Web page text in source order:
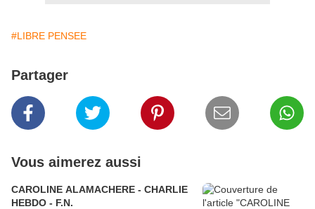
#LIBRE PENSEE
Partager
Vous aimerez aussi
CAROLINE ALAMACHERE - CHARLIE
HEBDO - F.N.